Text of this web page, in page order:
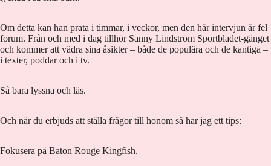
Om detta kan han prata i timmar, i veckor, men den här intervjun är fel
forum. Från och med i dag tillhör Sanny Lindström Sportbladet-gänget
och kommer att vädra sina åsikter – både de populära och de kantiga –
i texter, poddar och i tv.
Så bara lyssna och läs.
Och när du erbjuds att ställa frågor till honom så har jag ett tips:
Fokusera på Baton Rouge Kingfish.